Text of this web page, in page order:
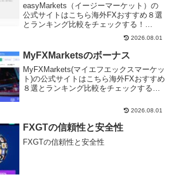
easyMarkets（イージーマーケット）の
公式サイトはこちら海外FXおすすめ８選
とランキング比較をチェックする！
easyMarketsの入金方法・出金方法ここ
からは、easyMarketsの入金方法・出金
方法をご紹介します。 入金方法 ...
2026.08.01
MyFXMarketsのボーナス
MyFXMarkets(マイエフエックスマーケッ
ト)の公式サイトはこちら海外FXおすすめ
８選とランキング比較をチェックする！
は、不定期でボーナスを開催していま
2026.08.01
FXGTの信頼性と安全性
FXGTの信頼性と安全性